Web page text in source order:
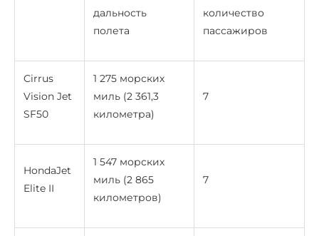
дальность
полета
количество
пассажиров
Cirrus
Vision Jet
SF50
1 275 морских
миль (2 361,3
километра)
7
HondaJet
Elite II
1 547 морских
миль (2 865
километров)
7